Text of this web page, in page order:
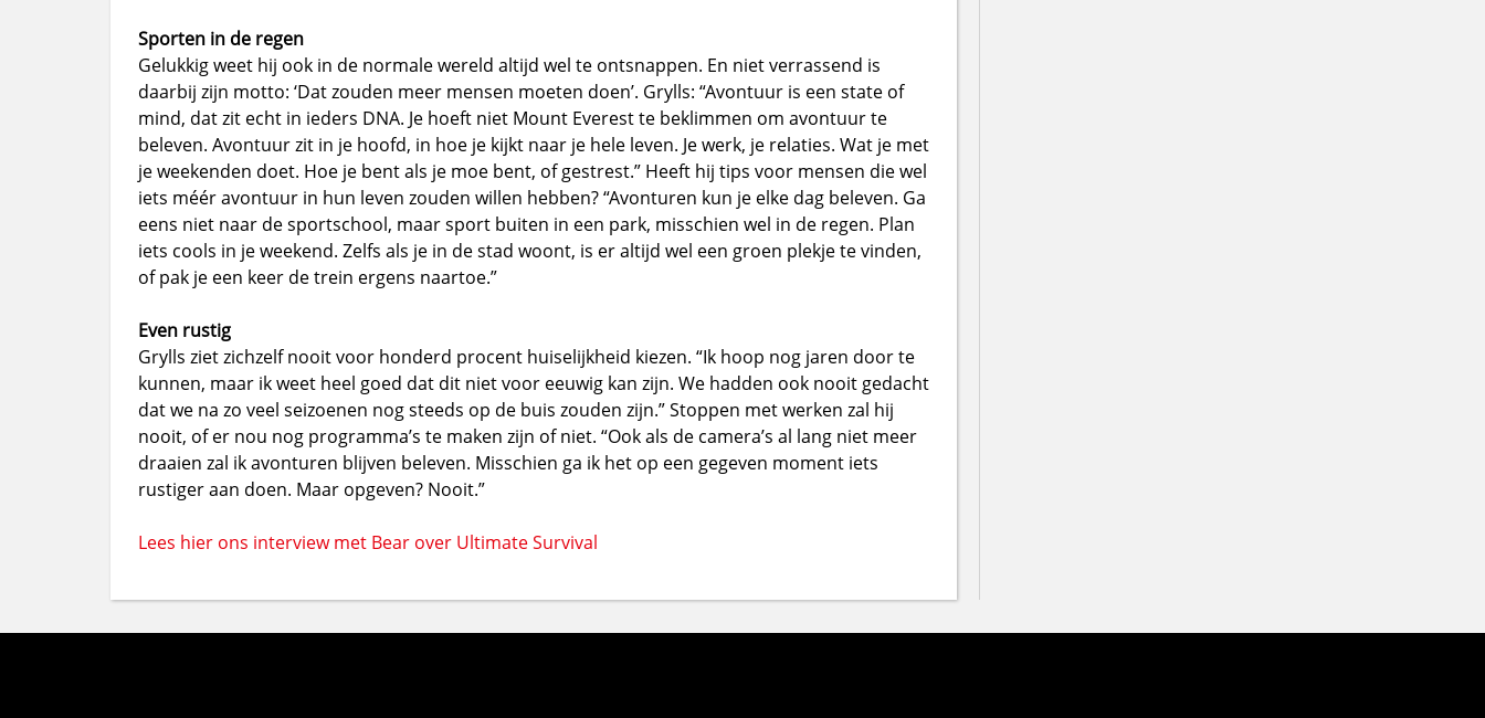
Sporten in de regen
Gelukkig weet hij ook in de normale wereld altijd wel te ontsnappen. En niet verrassend is
daarbij zijn motto: ‘Dat zouden meer mensen moeten doen’. Grylls: “Avontuur is een state of
mind, dat zit echt in ieders DNA. Je hoeft niet Mount Everest te beklimmen om avontuur te
beleven. Avontuur zit in je hoofd, in hoe je kijkt naar je hele leven. Je werk, je relaties. Wat je met
je weekenden doet. Hoe je bent als je moe bent, of gestrest.” Heeft hij tips voor mensen die wel
iets méér avontuur in hun leven zouden willen hebben? “Avonturen kun je elke dag beleven. Ga
eens niet naar de sportschool, maar sport buiten in een park, misschien wel in de regen. Plan
iets cools in je weekend. Zelfs als je in de stad woont, is er altijd wel een groen plekje te vinden,
of pak je een keer de trein ergens naartoe.”
Even rustig
Grylls ziet zichzelf nooit voor honderd procent huiselijkheid kiezen. “Ik hoop nog jaren door te
kunnen, maar ik weet heel goed dat dit niet voor eeuwig kan zijn. We hadden ook nooit gedacht
dat we na zo veel seizoenen nog steeds op de buis zouden zijn.” Stoppen met werken zal hij
nooit, of er nou nog programma’s te maken zijn of niet. “Ook als de camera’s al lang niet meer
draaien zal ik avonturen blijven beleven. Misschien ga ik het op een gegeven moment iets
rustiger aan doen. Maar opgeven? Nooit.”
Lees hier ons interview met Bear over Ultimate Survival